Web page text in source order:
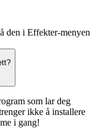
den i Effekter-menyen
som lar deg
ikke å installere
i gang!